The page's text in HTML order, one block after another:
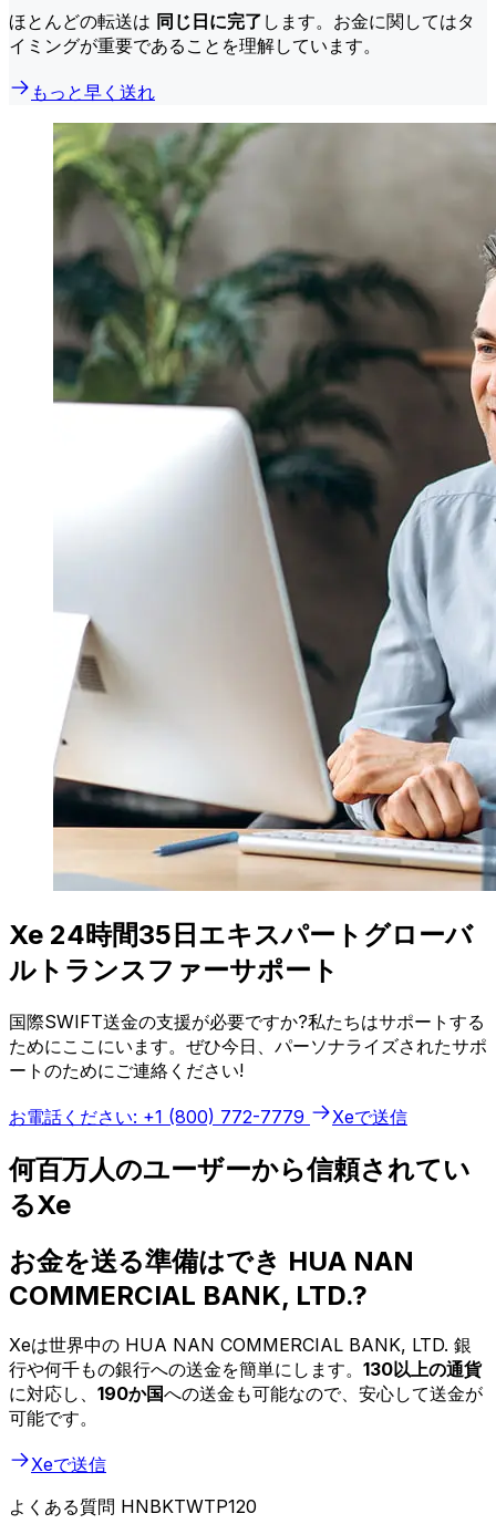
ほとんどの転送は 同じ日に完了 します。お金に関してはタ
イミングが重要であることを理解しています。
もっと早く送れ
Xe 24時間35日エキスパートグローバ
ルトランスファーサポート
国際SWIFT送金の支援が必要ですか?私たちはサポートする
ためにここにいます。ぜひ今日、パーソナライズされたサポ
ートのためにご連絡ください!
お電話ください: +1 (800) 772-7779 Xeで送信
何百万人のユーザーから信頼されてい
るXe
お金を送る準備はでき HUA NAN
COMMERCIAL BANK, LTD.?
Xeは世界中の HUA NAN COMMERCIAL BANK, LTD. 銀
行や何千もの銀行への送金を簡単にします。 130以上の通貨
に対応し、 190か国への送金も可能なので、安心して送金が
可能です。
Xeで送信
よくある質問 HNBKTWTP120